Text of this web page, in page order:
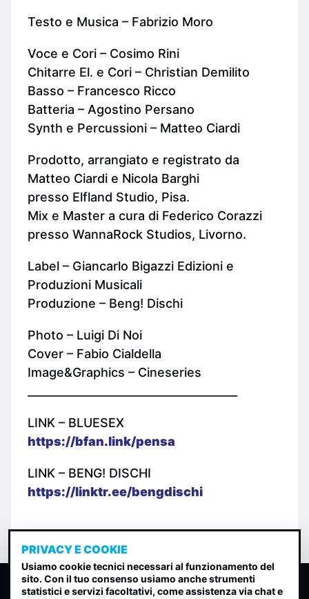
Testo e Musica – Fabrizio Moro
Voce e Cori – Cosimo Rini
Chitarre El. e Cori – Christian Demilito
Basso – Francesco Ricco
Batteria – Agostino Persano
Synth e Percussioni – Matteo Ciardi
Prodotto, arrangiato e registrato da
Matteo Ciardi e Nicola Barghi
presso Elfland Studio, Pisa.
Mix e Master a cura di Federico Corazzi
presso WannaRock Studios, Livorno.
Label – Giancarlo Bigazzi Edizioni e
Produzioni Musicali
Produzione – Beng! Dischi
Photo – Luigi Di Noi
Cover – Fabio Cialdella
Image&Graphics – Cineseries
LINK – BLUESEX
https://bfan.link/pensa
LINK – BENG! DISCHI
https://linktr.ee/bengdischi
CLASSIFICA INDIE
PRIVACY E COOKIE
Usiamo cookie tecnici necessari al funzionamento del
sito. Con il tuo consenso usiamo anche strumenti
statistici e servizi facoltativi, come assistenza via chat e